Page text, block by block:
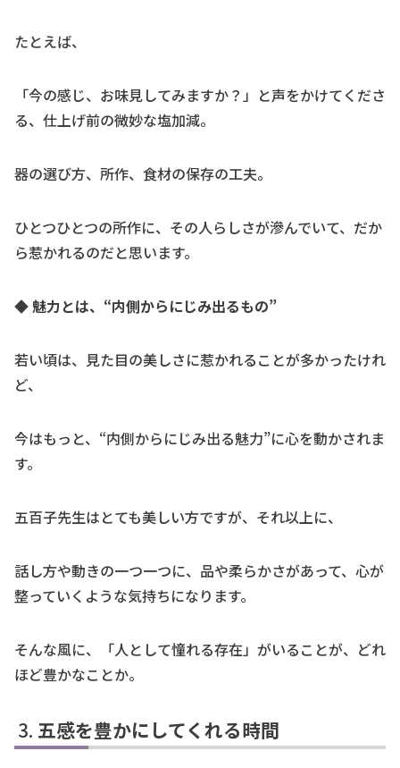
たとえば、
「今の感じ、お味見してみますか？」と声をかけてくださ
る、仕上げ前の微妙な塩加減。
器の選び方、所作、食材の保存の工夫。
ひとつひとつの所作に、その人らしさが滲んでいて、だか
ら惹かれるのだと思います。
◆ 魅力とは、“内側からにじみ出るもの”
若い頃は、見た目の美しさに惹かれることが多かったけれ
ど、
今はもっと、“内側からにじみ出る魅力”に心を動かされま
す。
五百子先生はとても美しい方ですが、それ以上に、
話し方や動きの一つ一つに、品や柔らかさがあって、心が
整っていくような気持ちになります。
そんな風に、「人として憧れる存在」がいることが、どれ
ほど豊かなことか。
五感を豊かにしてくれる時間